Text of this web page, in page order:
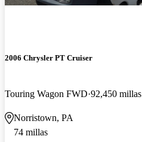
2006 Chrysler PT Cruiser
Touring Wagon FWD 92,450 millas
Norristown, PA
74 millas